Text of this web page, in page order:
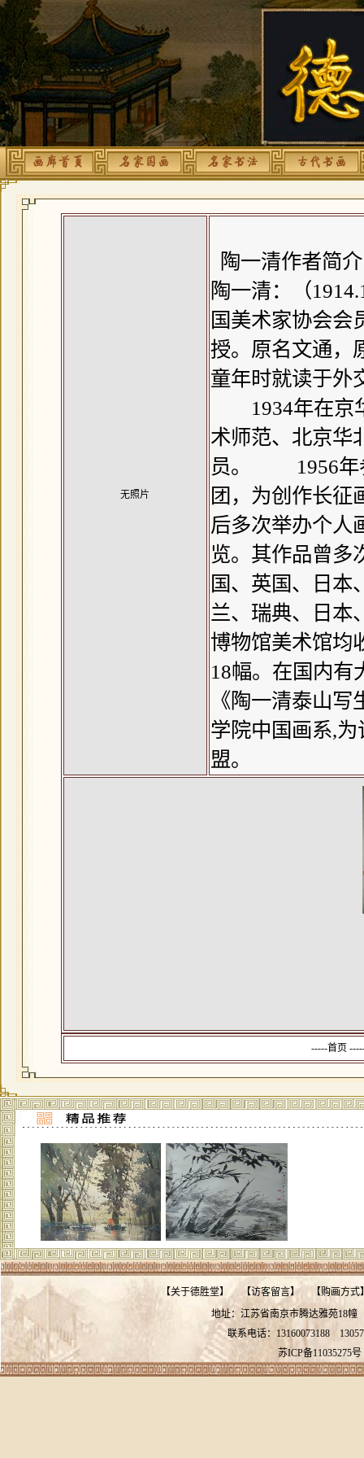
无照片
陶一清作者简介
陶一清：（
国美术家协会会
授。原名文通
童年时就读于外
1934年在京华
术师范、北京华
员。 1956年参
团，为创作长征
后多次举办个人
览。其作品曾多
国、英国、日本
兰、瑞典、日本
博物馆美术馆均
18幅。在国内有
《陶一清泰山
学院中国画系,
盟。
-----首页
【关于德胜堂】 【访客留言】 【购画方式
地址：江苏省南京市腾达雅苑
联系电话：13160073188
苏ICP备11035275号